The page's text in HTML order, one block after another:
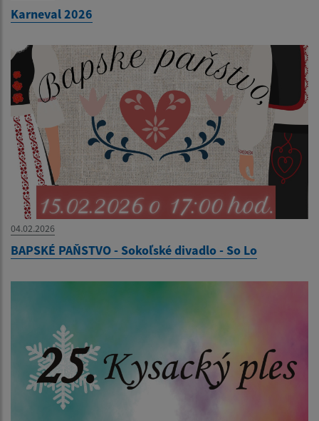
Karneval 2026
04.02.2026
BAPSKÉ PAŇSTVO - Sokoľské divadlo - So Lo